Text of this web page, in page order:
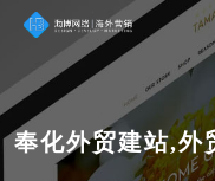
奉化外贸建站,外